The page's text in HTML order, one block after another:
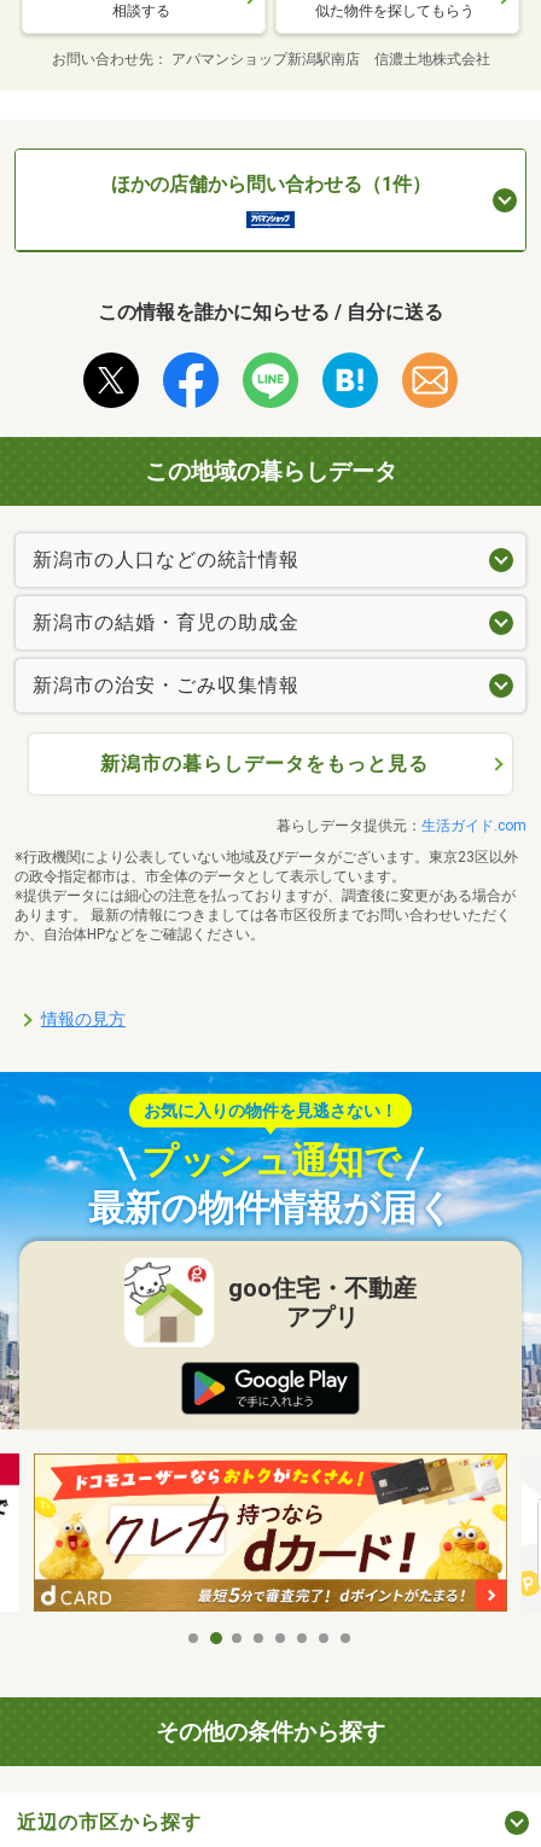
相談する 似た物件を探してもらう
お問い合わせ先 アパマンショップ新潟駅南店 信濃土地株式会社
ほかの店舗から問い合わせる（1件）
この情報を誰かに知らせる / 自分に送る
この地域の暮らしデータ
新潟市の人口などの統計情報
新潟市の結婚・育児の助成金
新潟市の治安・ごみ収集情報
新潟市の暮らしデータをもっと見る
暮らしデータ提供元： 生活ガイド.com
※行政機関により公表していない地域及びデータがございます。東京23区以外
の政令指定都市は、市全体のデータとして表示しています。
※提供データには細心の注意を払っておりますが、調査後に変更がある場合が
あります。 最新の情報につきましては各市区役所までお問い合わせいただく
か、自治体HPなどをご確認ください。
情報の見方
お気に入りの物件を見逃さない！
プッシュ通知で
最新の物件情報が届く
goo住宅・不動産
アプリ
その他の条件から探す
近辺の市区から探す